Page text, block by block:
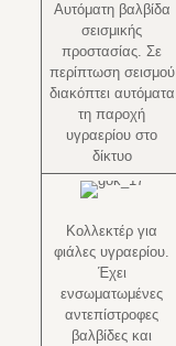
Αυτόματη βαλβίδα
σεισμικής
προστασίας. Σε
περίπτωση σεισμού
διακόπτει αυτόματα
τη παροχή
υγραερίου στο
δίκτυο
Κολλεκτέρ για
φιάλες υγραερίου.
Έχει
ενσωματωμένες
αντεπίστροφες
βαλβίδες και